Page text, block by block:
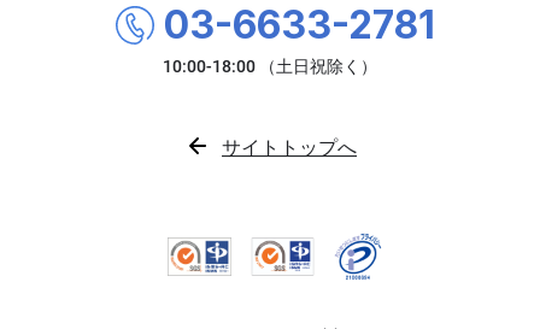
03-6633-2781
サイトトップへ